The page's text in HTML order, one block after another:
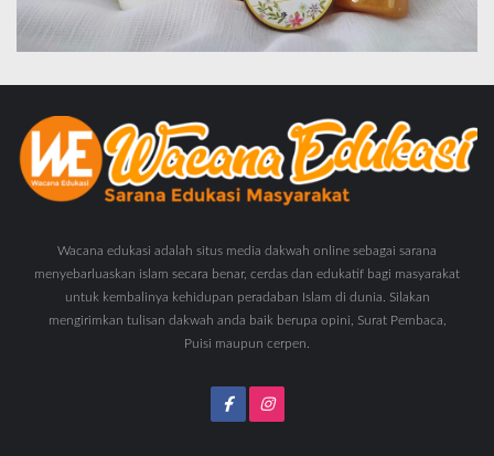
Wacana edukasi adalah situs media dakwah online sebagai sarana
menyebarluaskan islam secara benar, cerdas dan edukatif bagi masyarakat
untuk kembalinya kehidupan peradaban Islam di dunia. Silakan
mengirimkan tulisan dakwah anda baik berupa opini, Surat Pembaca,
Puisi maupun cerpen.